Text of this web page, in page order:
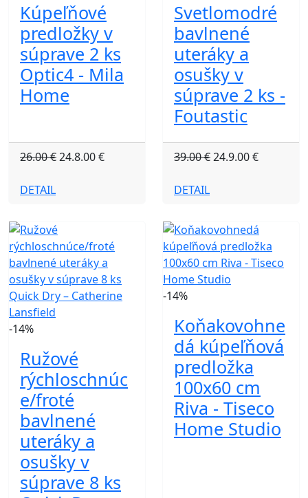
Kúpeľňové
predložky v
súprave 2 ks
Optic4 - Mila
Home
26.00 €24.8.00 €
DETAIL
Svetlomodré
bavlnené
uteráky a
osušky v
súprave 2 ks -
Foutastic
39.00 €24.9.00 €
DETAIL
-14%
Ružové
rýchloschnúc
e/froté
bavlnené
uteráky a
osušky v
súprave 8 ks
-14%
Koňakovohne
dá kúpeľňová
predložka
100x60 cm
Riva - Tiseco
Home Studio